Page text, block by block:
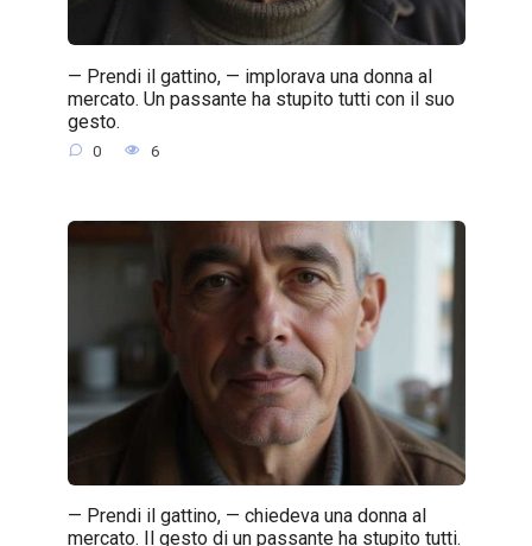
— Prendi il gattino, — implorava una donna al
mercato. Un passante ha stupito tutti con il suo
gesto.
0 6
— Prendi il gattino, — chiedeva una donna al
mercato. Il gesto di un passante ha stupito tutti.